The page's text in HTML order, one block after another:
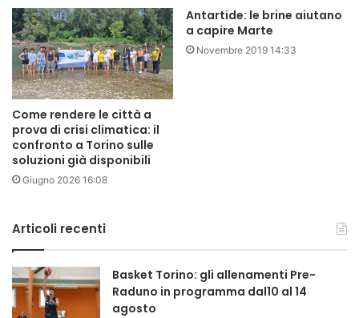
Come rendere le città a
prova di crisi climatica: il
confronto a Torino sulle
soluzioni già disponibili
Giugno 2026 16:08
Antartide: le brine aiutano
a capire Marte
Novembre 2019 14:33
Articoli recenti
Basket Torino: gli allenamenti Pre-
Raduno in programma dal10 al 14
agosto